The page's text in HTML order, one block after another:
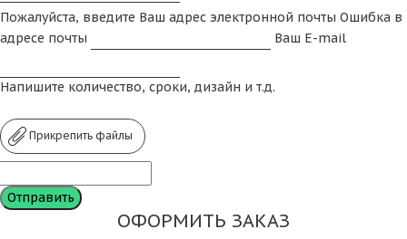
Пожалуйста, введите Ваш адрес электронной почты Ошибка в
адресе почты
Ваш E-mail
Напишите количество, сроки, дизайн и т.д.
Прикрепить файлы
ОФОРМИТЬ ЗАКАЗ